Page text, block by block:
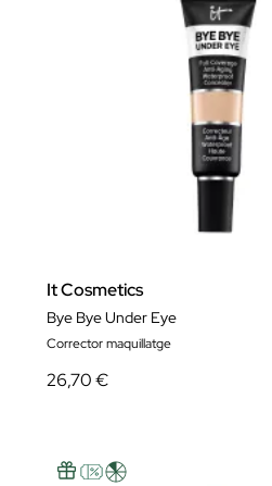
It Cosmetics
Bye Bye Under Eye
Corrector maquillatge
26,70 €